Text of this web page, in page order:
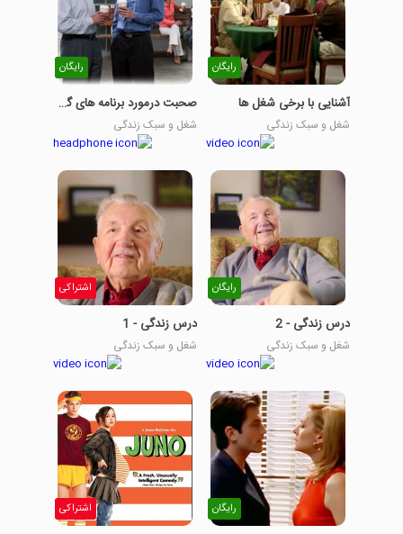
رایگان
آشنایی با برخی شغل ها
شغل و سبک زندگی
رایگان
صحبت درمورد برنامه های گذشته و حال
شغل و سبک زندگی
رایگان
درس زندگی - 2
شغل و سبک زندگی
اشتراکی
درس زندگی - 1
شغل و سبک زندگی
رایگان اشتراکی